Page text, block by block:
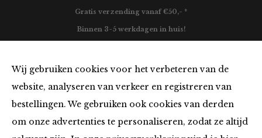
Wij gebruiken cookies voor het verbeteren van de
website, analyseren van verkeer en registreren van
bestellingen. We gebruiken ook cookies van derden
om onze advertenties te personaliseren, zodat ze altijd
Gratis verzending vanaf €50,- *
Binnen 3-5 werkdagen in huis!
Must Haves